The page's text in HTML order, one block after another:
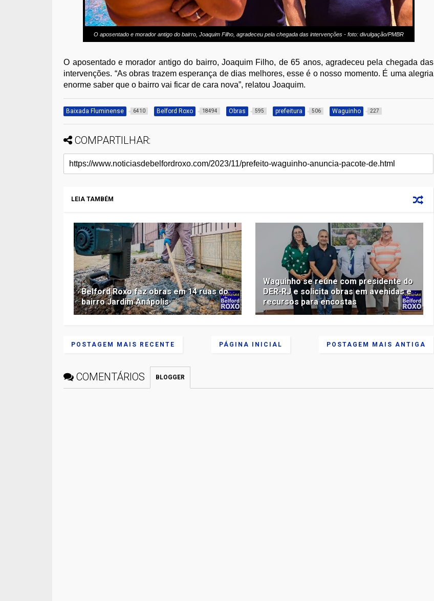
O aposentado e morador antigo do bairro, Joaquim Filho, agradeceu pela chegada das intervenções - foto: divulgação/PMBR
O aposentado e morador antigo do bairro, Joaquim Filho, de 65 anos, agradeceu pela chegada das
intervenções. “As obras trazem esperança de dias melhores, esse é o nosso momento. É uma alegria
enorme saber que o bairro vai ficar de cara nova”, relatou Joaquim.
Baixada Fluminense 6410 Belford Roxo 18494 Obras 595 prefeitura 506 Waguinho 227
COMPARTILHAR:
LEIA TAMBÉM
Belford Roxo faz obras em 14 ruas do
bairro Jardim Anápolis
Waguinho se reúne com presidente do
DER-RJ e solicita obras em avenidas e
recursos para encostas
POSTAGEM MAIS RECENTE POSTAGEM MAIS ANTIGA
PÁGINA INICIAL
COMENTÁRIOS BLOGGER